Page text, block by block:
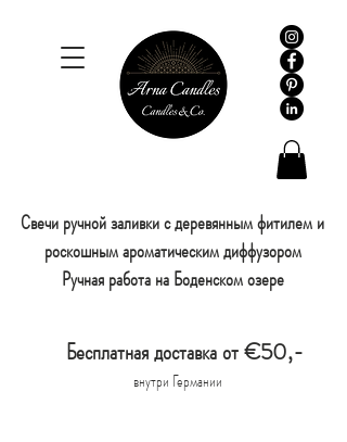
Бесплатная доставка от €50,-
внутри Германии
Свечи ручной заливки с деревянным фитилем и
роскошным ароматическим диффузором
Ручная работа на Боденском озере